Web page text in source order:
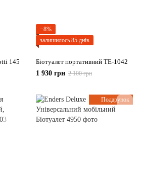
145
−8%
залишилось 85 днів
Біотуалет портативний ТЕ-1042
1 930 грн 2 100 грн
Подарунок